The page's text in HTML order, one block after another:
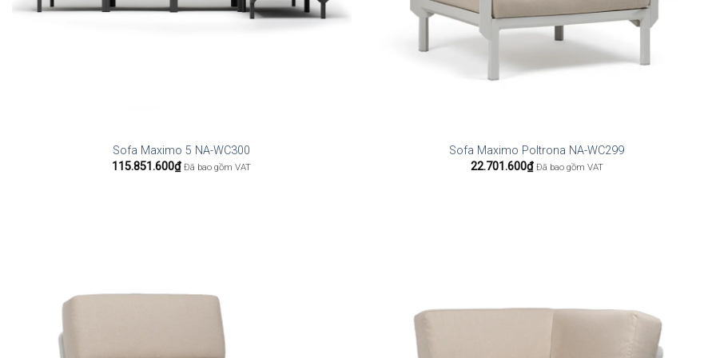
Sofa Maximo 5 NA-WC300
115.851.600₫ Đã bao gồm VAT
Sofa Maximo Poltrona NA-WC299
22.701.600₫ Đã bao gồm VAT